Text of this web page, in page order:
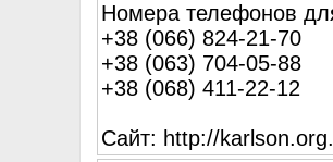
Номера телефонов
+38 (066) 824-21-70
+38 (063) 704-05-88
+38 (068) 411-22-12
Сайт: http://